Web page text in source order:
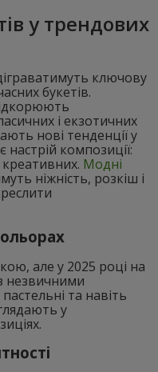
у трендових
ключову
букетів.
і екзотичних
нові тенденції у
настрій композиції:
Модні
ніжність, розкіш і
але у 2025 році на
незвичними
та навіть
у